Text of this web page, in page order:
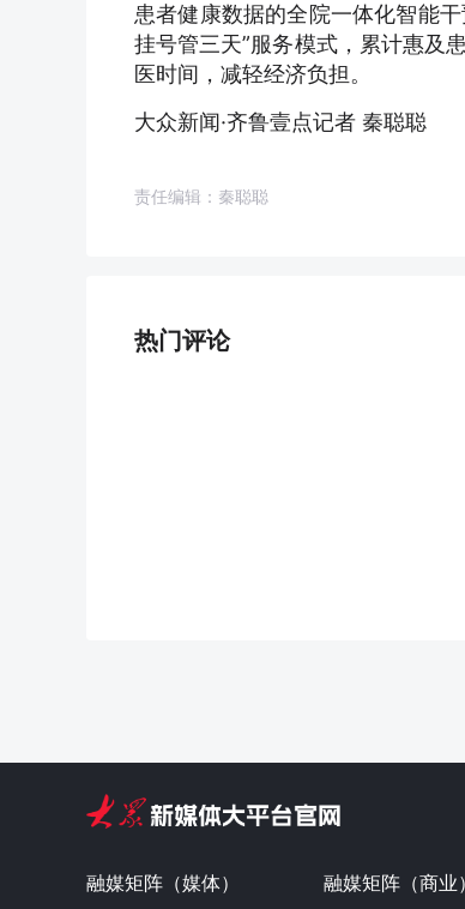
患者健康数据的全院一体化智能
挂号管三天”服务模式，累计惠及
医时间，减轻经济负担。
大众新闻·齐鲁壹点记者 秦聪聪
责任编辑：秦聪聪
热门评论
融媒矩阵（媒体）
融媒矩阵（商业）